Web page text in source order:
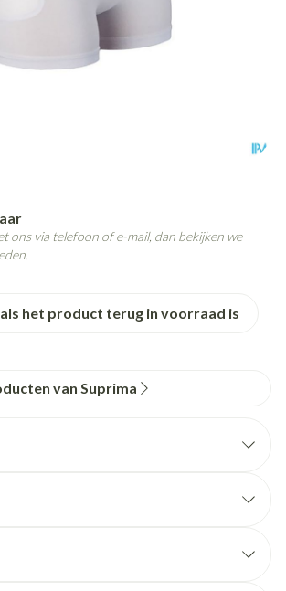
het product terug in voorraad is
ons via telefoon of e-mail, dan bekijken we
van Suprima